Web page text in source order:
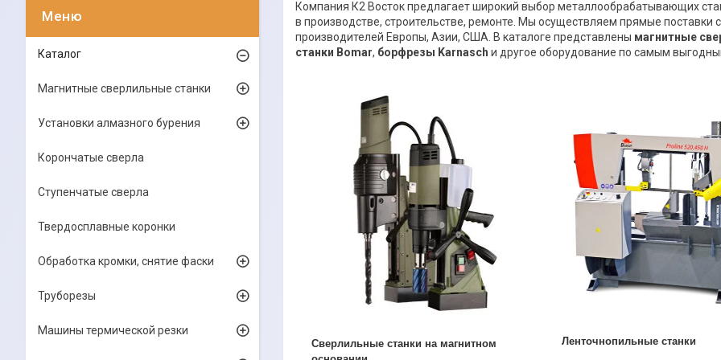
Компания К2 Восток предлагает широкий выбор металлообрабатывающих
в производстве, строительстве, ремонте. Мы осуществляем прямые поставки
производителей Европы, Азии, США. В каталоге представлены магнитные
станки Bomar, борфрезы Karnasch и другое оборудование по самым
Сверлильные станки на магнитном
Ленточнопильные станки
Каталог
Магнитные сверлильные станки
Установки алмазного бурения
Корончатые сверла
Ступенчатые сверла
Твердосплавные коронки
Обработка кромки, снятие фаски
Труборезы
Машины термической резки